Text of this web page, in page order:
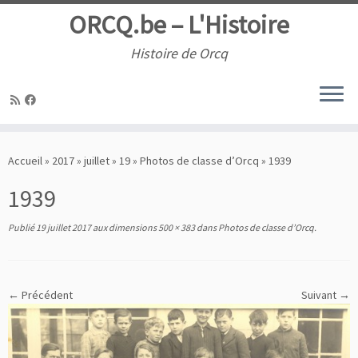
au
ORCQ.be – L'Histoire
Histoire de Orcq
Accueil» 2017» juillet» 19» Photos de classe d’Orcq » 1939
1939
Publié 19 juillet 2017aux dimensions500 × 383dansPhotos de classe d’Orcq.
← Précédent Suivant →